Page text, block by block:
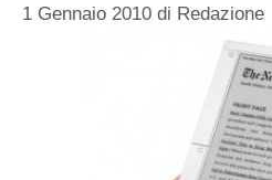
1 Gennaio 2010 di Redazione